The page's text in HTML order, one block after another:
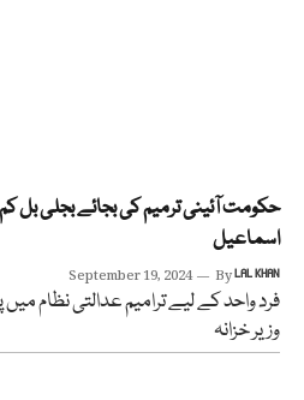
حکومت آئینی ترمیم کی بجائے بجلی بل
اسماعیل
September 19, 2024 ByLAL KHAN
فرد واحد کے لیے ترامیم عدالتی نظام
وزیر خزانہ